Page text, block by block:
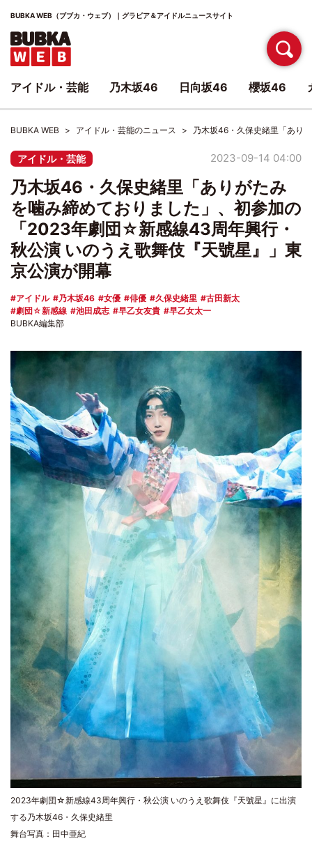
BUBKA WEB（ブブカ・ウェブ）｜グラビア＆アイドルニュースサイト
BUBKA WEB アイドル・芸能のニュース 乃木坂46・久保史緒里「あり
アイドル・芸能 2023-09-14 04:00
乃木坂46・久保史緒里「ありがたみ
を噛み締めておりました」、初参加の
「2023年劇団☆新感線43周年興行・
秋公演 いのうえ歌舞伎『天號星』」東
京公演が開幕
アイドル 乃木坂46 女優 俳優 久保史緒里
古田新太
劇団☆新感線
池田成志 早乙女友貴
早乙女太一
BUBKA編集部
2023年劇団☆新感線43周年興行・秋公演 いのうえ歌舞伎『天號星』に出演
する乃木坂46・久保史緒里
舞台写真：田中亜紀
アイドル・芸能 乃木坂46 日向坂46 櫻坂46